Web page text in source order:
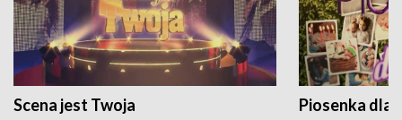
Scena jest Twoja Piosenka dla